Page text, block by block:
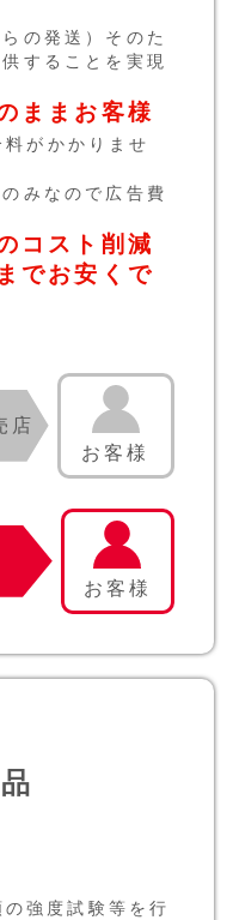
の発送）そのた
することを実現
ままお客様
がかかりませ
みなので広告費
コスト削減
でお安くで
店
お客様
お客様
強度試験等を行